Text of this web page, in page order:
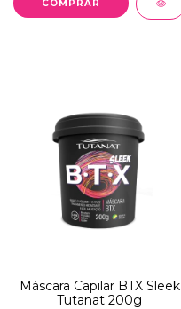
Máscara Capilar BTX Sleek
Tutanat 200g